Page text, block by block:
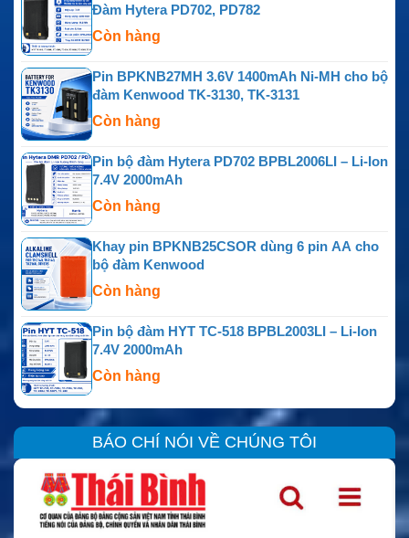
Đàm Hytera PD702, PD782
Còn hàng
Pin BPKNB27MH 3.6V 1400mAh Ni-MH cho bộ
đàm Kenwood TK-3130, TK-3131
Còn hàng
Pin bộ đàm Hytera PD702 BPBL2006LI – Li-Ion
7.4V 2000mAh
Còn hàng
Khay pin BPKNB25CSOR dùng 6 pin AA cho
bộ đàm Kenwood
Còn hàng
Pin bộ đàm HYT TC-518 BPBL2003LI – Li-Ion
7.4V 2000mAh
Còn hàng
BÁO CHÍ NÓI VỀ CHÚNG TÔI